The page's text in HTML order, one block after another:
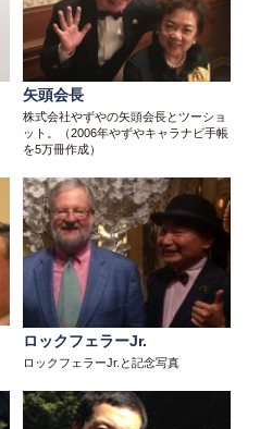
矢頭会長
株式会社やずやの矢頭会長とツーショ
ット。（2006年やずやキャラナビ手帳
を5万冊作成）
ロックフェラーJr.
ロックフェラーJr.と記念写真